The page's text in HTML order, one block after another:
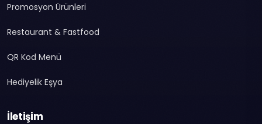
Promosyon Ürünleri
Restaurant & Fastfood
QR Kod Menü
Hediyelik Eşya
İletişim